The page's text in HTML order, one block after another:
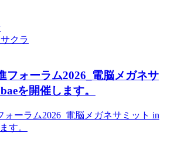
クラ
フォーラム2026_電脳メガネサ
を開催します。
ォーラム2026_電脳メガネサミット in
す。